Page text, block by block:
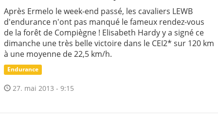
Après Ermelo le week-end passé, les cavaliers LEWB
d'endurance n'ont pas manqué le fameux rendez-vous
de la forêt de Compiègne ! Elisabeth Hardy y a signé ce
dimanche une très belle victoire dans le CEI2* sur 120 km
à une moyenne de 22,5 km/h.
Endurance
27. mai 2013 - 9:15